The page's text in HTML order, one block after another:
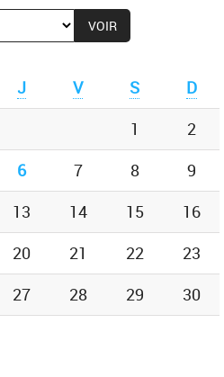
Afficher
le
de
:
J V S
D
1
2
6 7 8
9
13 14 15
16
20 21 22
23
27 28 29
30